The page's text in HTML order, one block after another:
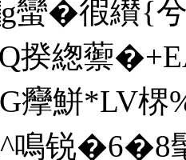
蠻�徦纉
緫蘌
癴鮩*LV楐
鳴锐